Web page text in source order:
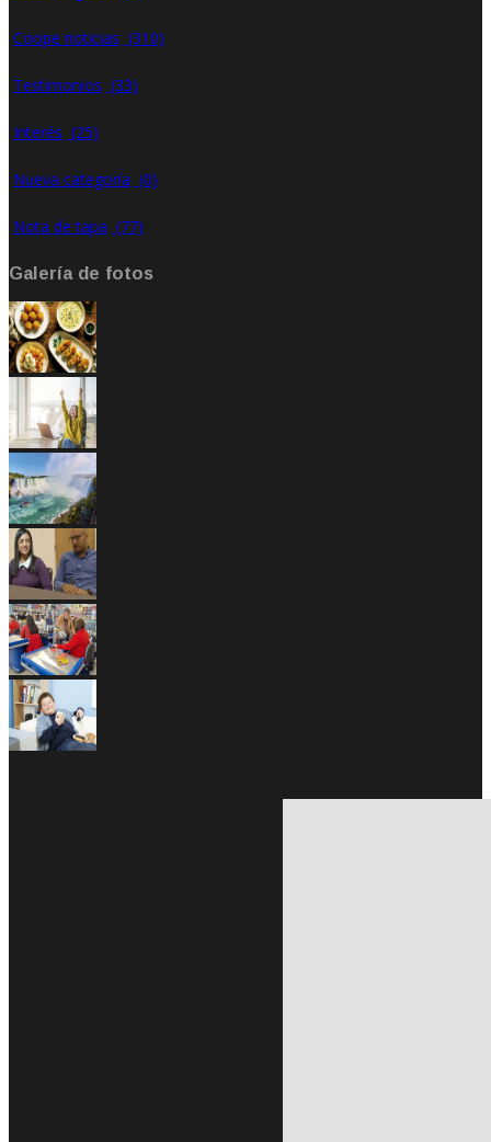
Coope noticias (310)
Testimonios (33)
Interés (25)
Nueva categoría (0)
Nota de tapa (77)
Galería de fotos